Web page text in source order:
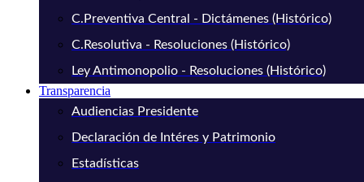
C.Preventiva Central - Dictámenes (Histórico)
C.Resolutiva - Resoluciones (Histórico)
Ley Antimonopolio - Resoluciones (Histórico)
Transparencia
Audiencias Presidente
Declaración de Intéres y Patrimonio
Estadísticas